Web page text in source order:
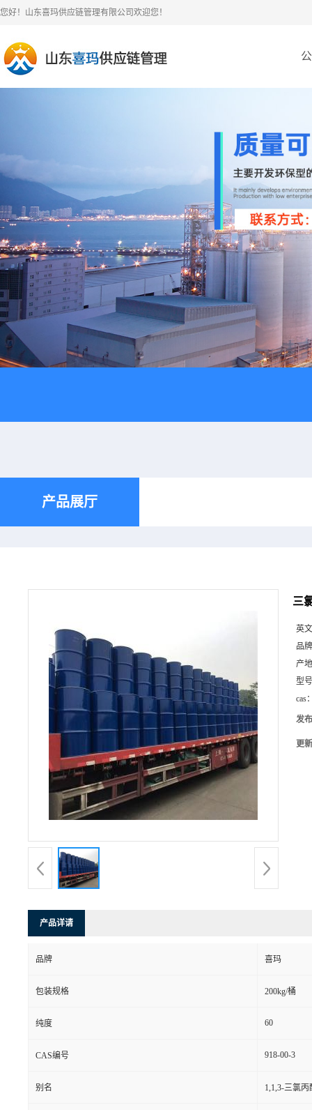
您好！山东喜玛供应链管理有限公司欢迎您！
产品展厅
三
英
品
产
型
cas
发
更
产品详请
品牌 喜玛
包装规格 200kg/桶
纯度 60
CAS编号 918-00-3
别名 1,1,3-三氯丙